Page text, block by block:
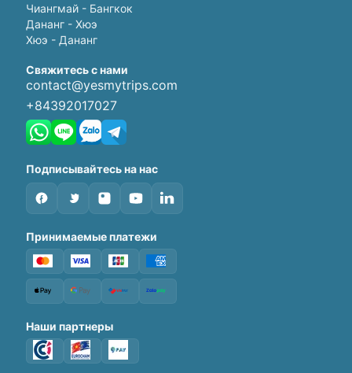
Чиангмай - Бангкок
Дананг - Хюэ
Хюэ - Дананг
Свяжитесь с нами
contact@yesmytrips.com
+84392017027
Подписывайтесь на нас
Принимаемые платежи
Наши партнеры